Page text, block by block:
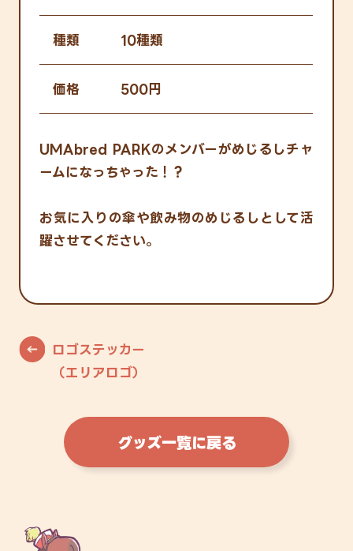
種類 10種類
価格 500円
UMAbred PARKのメンバーがめじるしチャ
ームになっちゃった！？
お気に入りの傘や飲み物のめじるしとして活
躍させてください。
ロゴステッカー
（エリアロゴ）
グッズ一覧に戻る